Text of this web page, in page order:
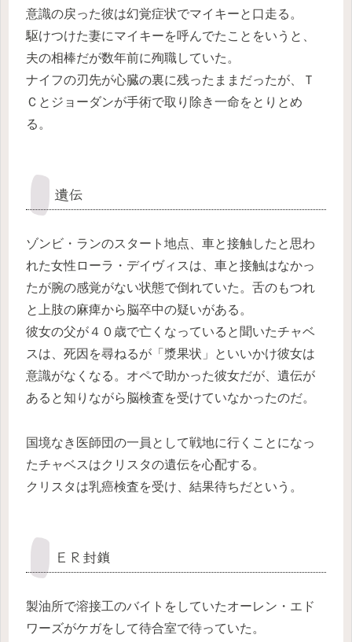
意識の戻った彼は幻覚症状でマイキーと口走る。
駆けつけた妻にマイキーを呼んでたことをいうと、
夫の相棒だが数年前に殉職していた。
ナイフの刃先が心臓の裏に残ったままだったが、Ｔ
Ｃとジョーダンが手術で取り除き一命をとりとめ
る。
遺伝
ゾンビ・ランのスタート地点、車と接触したと思わ
れた女性ローラ・デイヴィスは、車と接触はなかっ
たが腕の感覚がない状態で倒れていた。舌のもつれ
と上肢の麻痺から脳卒中の疑いがある。
彼女の父が４０歳で亡くなっていると聞いたチャベ
スは、死因を尋ねるが「漿果状」といいかけ彼女は
意識がなくなる。オペで助かった彼女だが、遺伝が
あると知りながら脳検査を受けていなかったのだ。
国境なき医師団の一員として戦地に行くことになっ
たチャベスはクリスタの遺伝を心配する。
クリスタは乳癌検査を受け、結果待ちだという。
ＥＲ封鎖
製油所で溶接工のバイトをしていたオーレン・エド
ワーズがケガをして待合室で待っていた。